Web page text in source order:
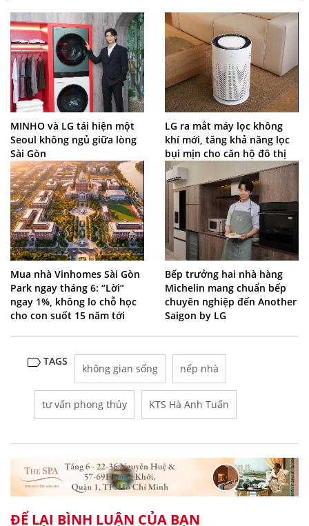
MINHO và LG tái hiện một
Seoul không ngủ giữa lòng
Sài Gòn
LG ra mắt máy lọc không
khí mới, tăng khả năng lọc
bụi mịn cho căn hộ đô thị
Mua nhà Vinhomes Sài Gòn
Park ngay tháng 6: “Lời”
ngay 1%, không lo chỗ học
cho con suốt 15 năm tới
Bếp trưởng hai nhà hàng
Michelin mang chuẩn bếp
chuyên nghiệp đến Another
Saigon by LG
TAGS
không gian sống nếp nhà
tư vấn phong thủy KTS Hà Anh Tuấn
ĐỂ LẠI BÌNH LUẬN CỦA BẠN